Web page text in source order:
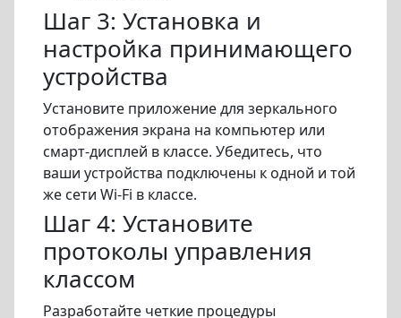
Шаг 3: Установка и
настройка принимающего
устройства
Установите приложение для зеркального
отображения экрана на компьютер или
смарт-дисплей в классе. Убедитесь, что
ваши устройства подключены к одной и той
же сети Wi-Fi в классе.
Шаг 4: Установите
протоколы управления
классом
Разработайте четкие процедуры